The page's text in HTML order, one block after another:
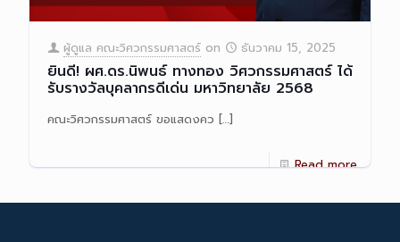
ผู้ดูแล คณะวิศวกรรมศาสตร์ on ธันวาคม 15, 2025
ยินดี! ผศ.ดร.นิพนธ์ ทางทอง วิศวกรรมศาสตร์ ได้
รับรางวัลบุคลากรดีเด่น มหาวิทยาลัย 2568
คณะวิศวกรรมศาสตร์ ขอแสดงคว […]
Read more